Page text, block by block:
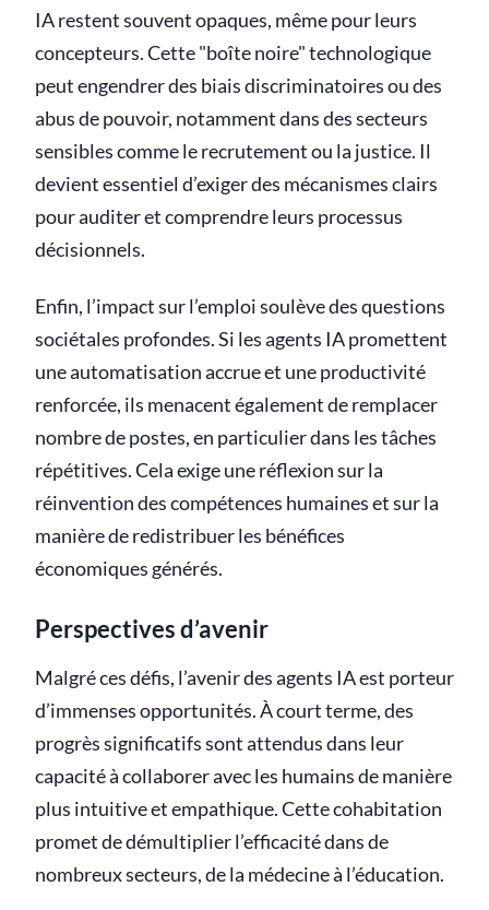
IA restent souvent opaques, même pour leurs
concepteurs. Cette "boîte noire" technologique
peut engendrer des biais discriminatoires ou des
abus de pouvoir, notamment dans des secteurs
sensibles comme le recrutement ou la justice. Il
devient essentiel d’exiger des mécanismes clairs
pour auditer et comprendre leurs processus
décisionnels.
Enfin, l’impact sur l’emploi soulève des questions
sociétales profondes. Si les agents IA promettent
une automatisation accrue et une productivité
renforcée, ils menacent également de remplacer
nombre de postes, en particulier dans les tâches
répétitives. Cela exige une réflexion sur la
réinvention des compétences humaines et sur la
manière de redistribuer les bénéfices
économiques générés.
Perspectives d’avenir
Malgré ces défis, l’avenir des agents IA est porteur
d’immenses opportunités. À court terme, des
progrès significatifs sont attendus dans leur
capacité à collaborer avec les humains de manière
plus intuitive et empathique. Cette cohabitation
promet de démultiplier l’efficacité dans de
nombreux secteurs, de la médecine à l’éducation.